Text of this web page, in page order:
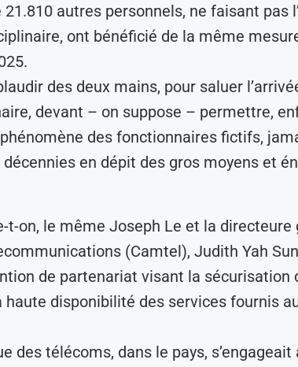
21.810 autres personnels, ne faisant pas
ont bénéficié de la même
des deux mains, pour saluer
devant – on suppose – permettre,
des fonctionnaires fictifs,
en dépit des gros moyens et
t-on, le même Joseph Le et la directeure
(Camtel), Judith Yah
de partenariat visant la sécurisation
haute disponibilité des services fournis
des télécoms, dans le pays, s’engageait